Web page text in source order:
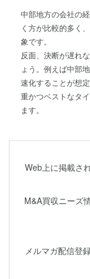
中部地方の会社の
く方が比較的多く
象です。
反面、決断が遅れ
ょう。例えば中部
速化することが想
重かつベストなタ
ます。
Web上に掲載さ
M&A買収ニーズ
メルマガ配信登